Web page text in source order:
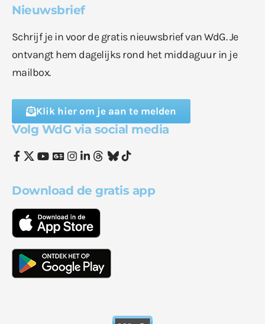
Nieuwsbrief
Schrijf je in voor de gratis nieuwsbrief van WdG. Je
ontvangt hem dagelijks rond het middaguur in je
mailbox.
Klik hier om je aan te melden
Volg WdG via social media
Download de gratis app